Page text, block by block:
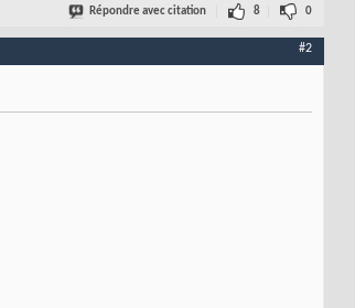
Répondre avec citation 8 0
#2